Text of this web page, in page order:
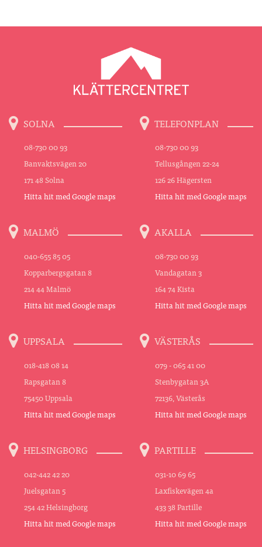
SOLNA
08-730 00 93
Banvaktsvägen 20
171 48 Solna
Hitta hit med Google maps
TELEFONPLAN
08-730 00 93
Tellusgången 22-24
126 26 Hägersten
Hitta hit med Google maps
MALMÖ
040-655 85 05
Kopparbergsgatan 8
214 44 Malmö
Hitta hit med Google maps
AKALLA
08-730 00 93
Vandagatan 3
164 74 Kista
Hitta hit med Google maps
UPPSALA
018-418 08 14
Rapsgatan 8
75450 Uppsala
Hitta hit med Google maps
VÄSTERÅS
079 - 065 41 00
Stenbygatan 3A
72136, Västerås
Hitta hit med Google maps
HELSINGBORG
042-442 42 20
Juelsgatan 5
254 42 Helsingborg
Hitta hit med Google maps
PARTILLE
031-10 69 65
Laxfiskevägen 4a
433 38 Partille
Hitta hit med Google maps